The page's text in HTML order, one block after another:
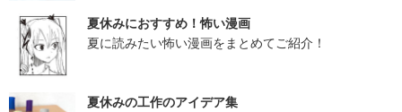
夏休みにおすすめ！怖い漫画
夏に読みたい怖い漫画をまとめてご紹介！
夏休みの工作のアイデア集